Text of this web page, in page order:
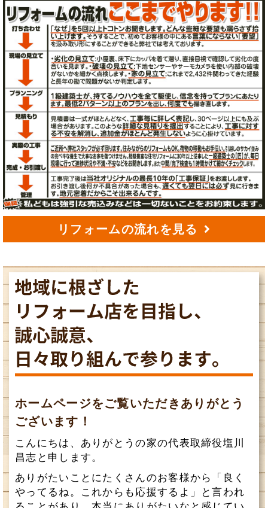
リフォームの流れを見る
ホームページをご覧いただきありがとう
ございます！
こんにちは、ありがとうの家の代表取締役塩川
昌志と申します。
ありがたいことにたくさんのお客様から「良く
やってるね。これからも応援するよ」と言われ